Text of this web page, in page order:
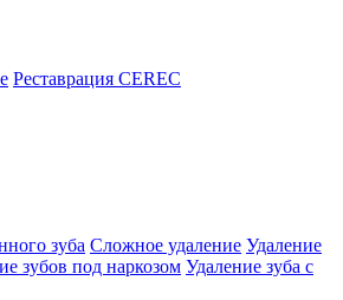
Реставрация CEREC
зуба Сложное удаление Удаление
зубов под наркозом Удаление зуба с